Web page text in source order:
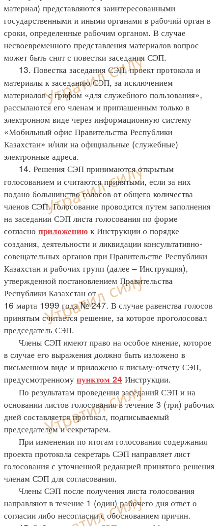
материал) представляются заинтересованными
государственными и иными органами в рабочий орган в
сроки, определенные рабочим органом. В случае
несвоевременного представления материалов вопрос
может быть снят с повестки заседания СЭП.
13. Повестка заседания СЭП, проект протокола и
материалы к заседанию СЭП, за исключением
материалов с грифом «для служебного пользования»,
рассылаются его членам и приглашенным только в
электронном виде через информационную систему
«Мобильный офис Правительства Республики
Казахстан» и/или на официальные (служебные)
электронные адреса.
14. Решения СЭП принимаются открытым
голосованием и считаются принятыми, если за них
подано большинство голосов от общего количества
членов СЭП. Голосование проводится путем заполнения
на заседании СЭП листа голосования по форме
согласно приложению к Инструкции о порядке
создания, деятельности и ликвидации консультативно-
совещательных органов при Правительстве Республики
Казахстан и рабочих групп (далее – Инструкция),
утвержденной постановлением Правительства
Республики Казахстан от
16 марта 1999 года № 247. В случае равенства голосов
принятым считается решение, за которое проголосовал
председатель СЭП.
Члены СЭП имеют право на особое мнение, которое
в случае его выражения должно быть изложено в
письменном виде и приложено к письму-отчету СЭП,
предусмотренному пунктом 24 Инструкции.
По результатам проведения заседаний СЭП и на
основании листов голосования в течение 3 (три) рабочих
дней составляется протокол, подписываемый
председателем и секретарем.
При изменении по итогам голосования содержания
проекта протокола секретарь СЭП направляет лист
голосования с уточненной редакцией принятого решения
членам СЭП для согласования.
Члены СЭП после получения листа голосования
направляют в течение 1 (один) рабочего дня ответ о
согласии либо несогласии с обоснованием причин.